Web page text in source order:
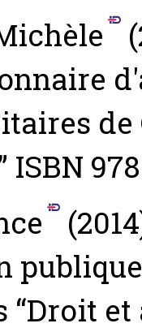
de
“Droit